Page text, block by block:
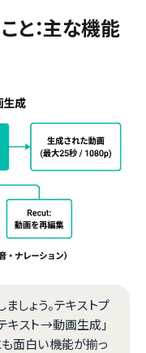
と：主な機能
しょう。テキストプ
キスト→動画生成」
面白い機能が揃っ